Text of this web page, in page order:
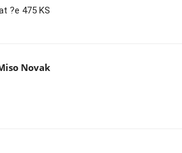
?e 475 KS
Novak